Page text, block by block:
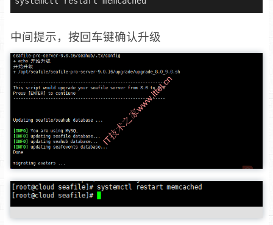
中间提示，按回车键确认升级